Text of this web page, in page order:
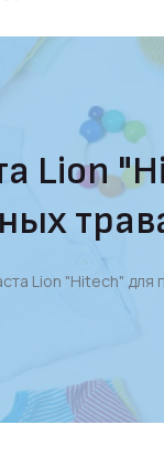
Lion
Lion "Hitech"